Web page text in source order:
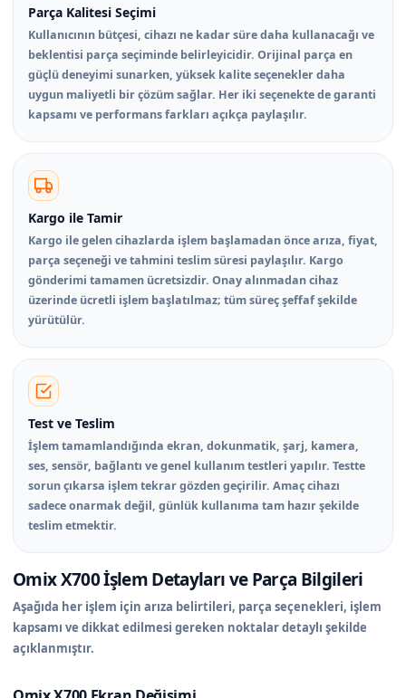
Parça Kalitesi Seçimi
Kullanıcının bütçesi, cihazı ne kadar süre daha kullanacağı ve
beklentisi parça seçiminde belirleyicidir. Orijinal parça en
güçlü deneyimi sunarken, yüksek kalite seçenekler daha
uygun maliyetli bir çözüm sağlar. Her iki seçenekte de garanti
kapsamı ve performans farkları açıkça paylaşılır.
Kargo ile Tamir
Kargo ile gelen cihazlarda işlem başlamadan önce arıza, fiyat,
parça seçeneği ve tahmini teslim süresi paylaşılır. Kargo
gönderimi tamamen ücretsizdir. Onay alınmadan cihaz
üzerinde ücretli işlem başlatılmaz; tüm süreç şeffaf şekilde
yürütülür.
Test ve Teslim
İşlem tamamlandığında ekran, dokunmatik, şarj, kamera,
ses, sensör, bağlantı ve genel kullanım testleri yapılır. Testte
sorun çıkarsa işlem tekrar gözden geçirilir. Amaç cihazı
sadece onarmak değil, günlük kullanıma tam hazır şekilde
teslim etmektir.
Omix X700 İşlem Detayları ve Parça Bilgileri
Aşağıda her işlem için arıza belirtileri, parça seçenekleri, işlem
kapsamı ve dikkat edilmesi gereken noktalar detaylı şekilde
açıklanmıştır.